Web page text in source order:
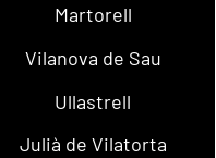
Martorell
Vilanova de Sau
Ullastrell
Julià de Vilatorta